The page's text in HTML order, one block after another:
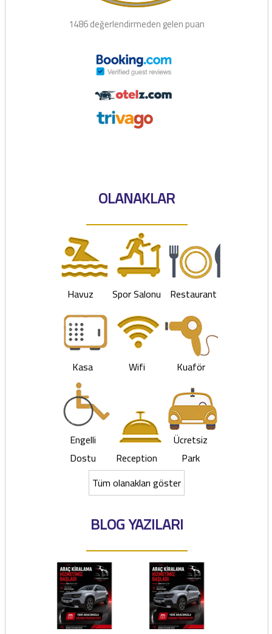
1486 değerlendirmeden gelen puan
OLANAKLAR
Havuz Spor Salonu Restaurant
Kasa Wifi Kuaför
Engelli
Dostu
Reception
Ücretsiz
Park
Tüm olanakları göster
BLOG YAZILARI